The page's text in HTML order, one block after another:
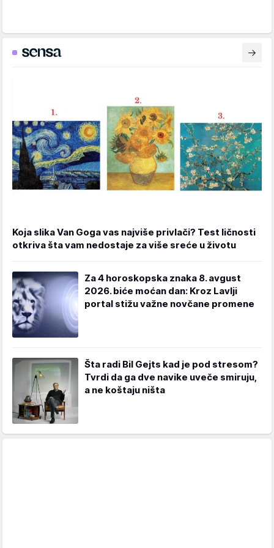
Koja slika Van Goga vas najviše privlači? Test ličnosti
otkriva šta vam nedostaje za više sreće u životu
Za 4 horoskopska znaka 8. avgust
2026. biće moćan dan: Kroz Lavlji
portal stižu važne novčane promene
Šta radi Bil Gejts kad je pod stresom?
Tvrdi da ga dve navike uveče smiruju,
a ne koštaju ništa